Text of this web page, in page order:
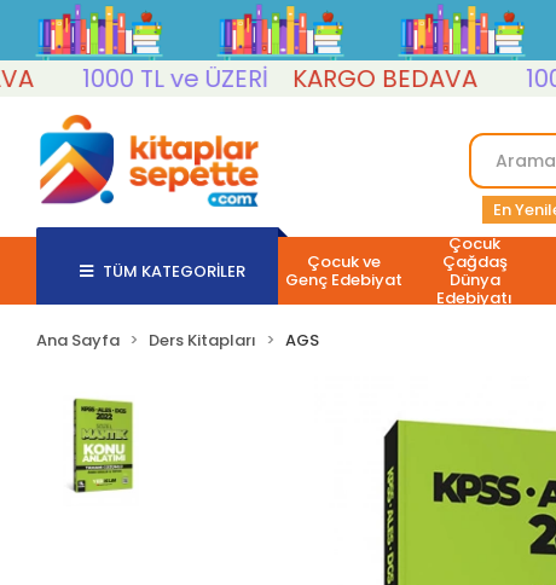
1000 TL ve ÜZERİ
KARGO BEDAVA 1000
En
TÜM KATEGORİLER Çocuk ve
Genç Edebiyat
Çocuk
Çağdaş
Dünya
Edebiyatı
Ana Sayfa Ders Kitapları AGS